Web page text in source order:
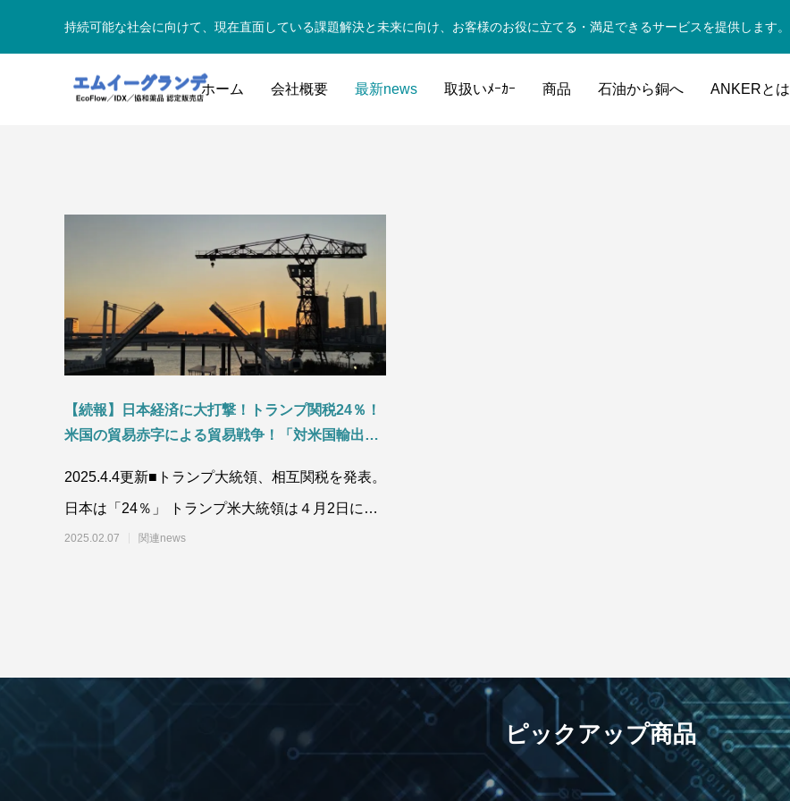
持続可能な社会に向けて、現在直面している課題解決と未来に向け、お客様のお役に立てる・満足できるサービスを提供します。
ホーム 会社概要 最新news 取扱いﾒｰｶｰ 商品 石油から銅へ ANKERとは
【続報】日本経済に大打撃！トランプ関税24％！
米国の貿易赤字による貿易戦争！「対米国輸出入
替(円安)の影響」「食料需給率の推移 」「鉱物資
源の役割」資源安定供給の国際協調と迫られる日
本の対応について
2025.4.4更新■トランプ大統領、相互関税を発表。
日本は「24％」 トランプ米大統領は４月2日に
「相互関税」を発表しました。４月5日から
2025.02.07 関連news
ピックアップ商品